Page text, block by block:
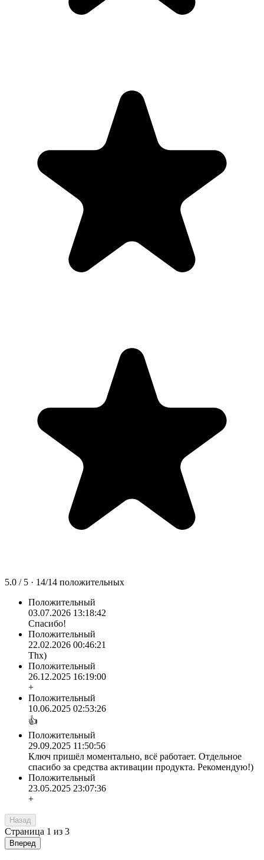
5.0 / 5 · 14/14 положительных
Положительный
03.07.2026 13:18:42
Спасибо!
Положительный
22.02.2026 00:46:21
Thx)
Положительный
26.12.2025 16:19:00
+
Положительный
10.06.2025 02:53:26
👍
Положительный
29.09.2025 11:50:56
Ключ пришёл моментально, всё работает. Отдельное
спасибо за средства активации продукта. Рекомендую!)
Положительный
23.05.2025 23:07:36
+
Назад
Страница 1 из 3
Вперед